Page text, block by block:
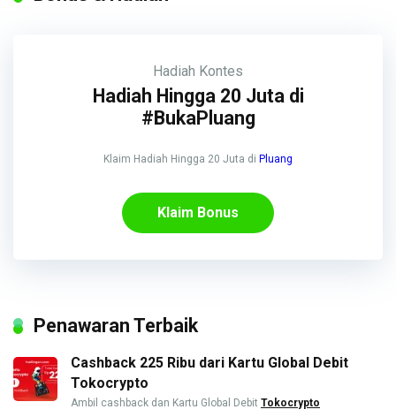
Hadiah Kontes
Hadiah Hingga 20 Juta di
#BukaPluang
Klaim Hadiah Hingga 20 Juta di Pluang
Klaim Bonus
Penawaran Terbaik
Cashback 225 Ribu dari Kartu Global Debit
Tokocrypto
Ambil cashback dan Kartu Global Debit Tokocrypto